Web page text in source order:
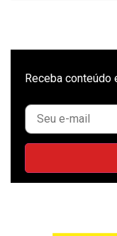
Receba conteúdo